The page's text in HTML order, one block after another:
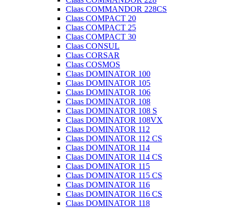
Claas COMMANDOR 228CS
Claas COMPACT 20
Claas COMPACT 25
Claas COMPACT 30
Claas CONSUL
Claas CORSAR
Claas COSMOS
Claas DOMINATOR 100
Claas DOMINATOR 105
Claas DOMINATOR 106
Claas DOMINATOR 108
Claas DOMINATOR 108 S
Claas DOMINATOR 108VX
Claas DOMINATOR 112
Claas DOMINATOR 112 CS
Claas DOMINATOR 114
Claas DOMINATOR 114 CS
Claas DOMINATOR 115
Claas DOMINATOR 115 CS
Claas DOMINATOR 116
Claas DOMINATOR 116 CS
Claas DOMINATOR 118